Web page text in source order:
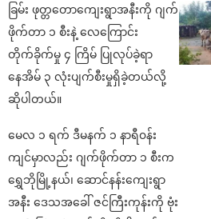
ခြမ်း ဖုတ္တတောကျေးရွာအနီးကို ဂျက်
ဖိုက်တာ ၁ စီးနဲ့ လေကြောင်း
တိုက်ခိုက်မှု ၄ ကြိမ် ပြုလုပ်ခဲ့ရာ
နေအိမ် ၃ လုံးပျက်စီးမှုရှိခဲ့တယ်လို့
ဆိုပါတယ်။
မေလ ၁ ရက် ဒီမနက် ၁ နာရီ၀န်း
ကျင်မှာလည်း ဂျက်ဖိုက်တာ ၁ စီးက
ရွှေဘိုမြို့နယ်၊ ဆောင်နန်းကျေးရွာ
အနီး ဒေသအခေါ် ဇင်ကြီးကုန်းကို ဗုံး